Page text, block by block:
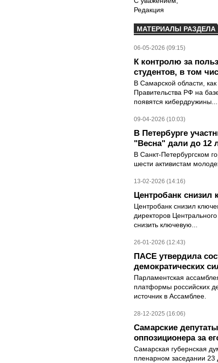
Редакция
МАТЕРИАЛЫ РАЗДЕЛА
06-05-2026 (09:15)
К контролю за
студентов, в том
В Самарской области,
Правительства РФ на
появятся кибердружины...
09-04-2026 (10:03)
В Петербурге
"Весна" дали до 12
В Санкт-Петербургском
шести активистам
13-02-2026 (14:16)
Центробанк снизил
Центробанк снизил
директоров
снизить ключевую...
26-01-2026 (12:43)
ПАСЕ утвердила
демократических
Парламентская
платформы российских
источник в Ассамблее.
28-12-2025 (16:06)
Самарские
оппозиционера за
Самарская губернская
пленарном заседании 23